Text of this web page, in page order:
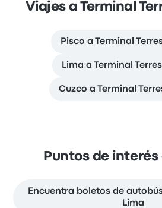
Viajes a Terminal
Pisco a Terminal
Lima a Terminal
Cuzco a Terminal
Puntos de
Encuentra boletos de
Lima